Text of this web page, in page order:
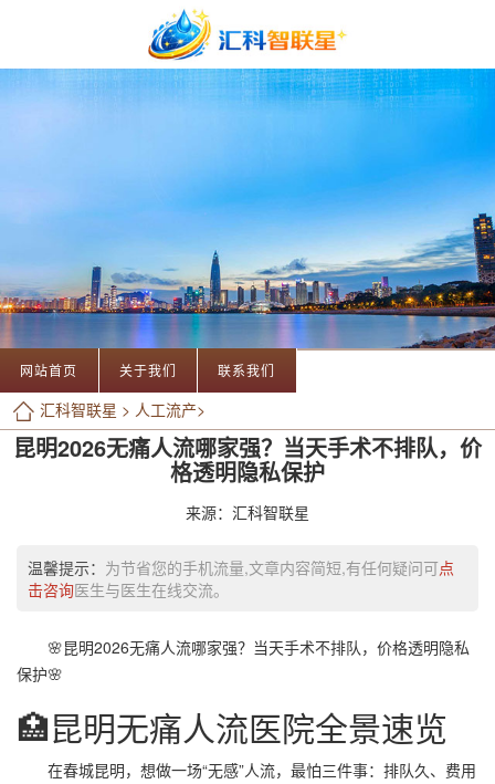
网站首页 关于我们 联系我们
汇科智联星 > 人工流产>
昆明2026无痛人流哪家强？当天手术不排队，价
格透明隐私保护
来源：汇科智联星
温馨提示： 为节省您的手机流量,文章内容简短,有任何疑问可点
击咨询医生与医生在线交流。
🌸昆明2026无痛人流哪家强？当天手术不排队，价格透明隐私
保护🌸
🏥昆明无痛人流医院全景速览
在春城昆明，想做一场“无感”人流，最怕三件事：排队久、费用